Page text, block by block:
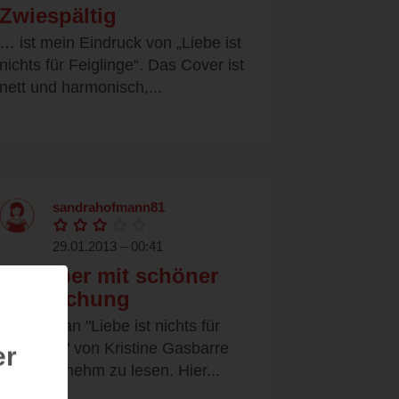
Zwiespältig
… ist mein Eindruck von „Liebe ist
nichts für Feiglinge“. Das Cover ist
nett und harmonisch,...
sandrahofmann81
29.01.2013 – 00:41
Ratgeber mit schöner
Aufmachung
Der Roman "Liebe ist nichts für
Feiglinge" von Kristine Gasbarre
war angenehm zu lesen. Hier...